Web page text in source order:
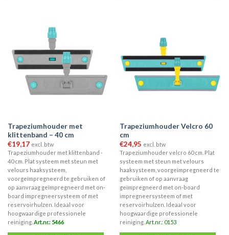
Trapeziumhouder met
klittenband – 40 cm
€19,17 excl. btw
Trapeziumhouder met klittenband -
40 cm. Plat systeem met steun met
velours haaksysteem,
voorgeïmpregneerd te gebruiken of
op aanvraag geïmpregneerd met on-
board impregneersysteem of met
reservoirhulzen. Ideaal voor
hoogwaardige professionele
reiniging. Art.nr.: 5466
Trapeziumhouder Velcro 60
cm
€24,95 excl. btw
Trapeziumhouder velcro 60 cm. Plat
systeem met steun met velours
haaksysteem, voorgeïmpregneerd te
gebruiken of op aanvraag
geïmpregneerd met on-board
impregneersysteem of met
reservoirhulzen. Ideaal voor
hoogwaardige professionele
reiniging. Art.nr.: 0153